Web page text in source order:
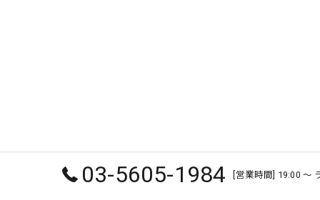
03-5605-1984 [営業時間] 19:00 ～